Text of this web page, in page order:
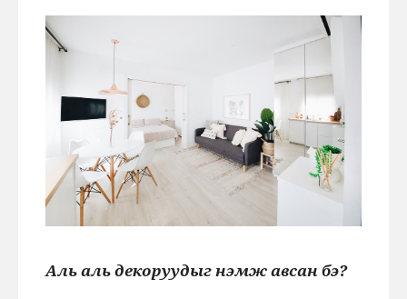
Аль аль декоруудыг нэмж авсан бэ?